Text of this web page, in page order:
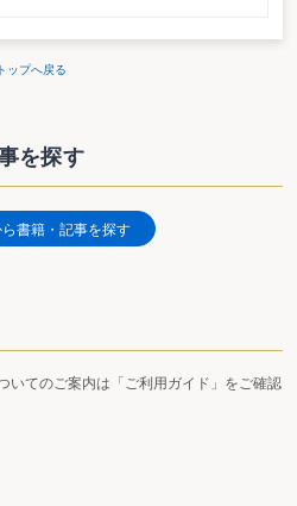
トップへ戻る
を探す
書籍・記事を探す
いてのご案内は「ご利用ガイド」をご確認